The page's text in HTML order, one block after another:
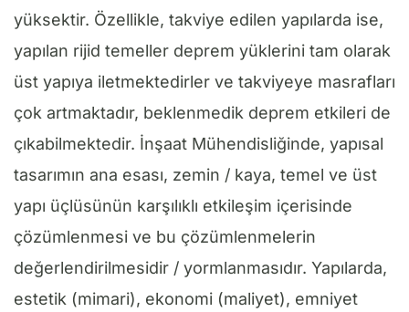
yüksektir. Özellikle, takviye edilen yapılarda ise,
yapılan rijid temeller deprem yüklerini tam olarak
üst yapıya iletmektedirler ve takviyeye masrafları
çok artmaktadır, beklenmedik deprem etkileri de
çıkabilmektedir. İnşaat Mühendisliğinde, yapısal
tasarımın ana esası, zemin / kaya, temel ve üst
yapı üçlüsünün karşılıklı etkileşim içerisinde
çözümlenmesi ve bu çözümlenmelerin
değerlendirilmesidir / yormlanmasıdır. Yapılarda,
estetik (mimari), ekonomi (maliyet), emniyet